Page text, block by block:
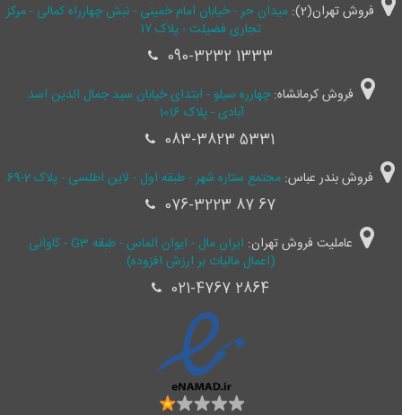
فروش تهران(2):
میدان حر - خیابان امام خمینی - نبش چهارراه کمالی - مرکز
تجاری فضیلت - پلاک ۱۷
090-3232 1333
فروش کرمانشاه:چهارره سیلو - ابتدای خیابان سید جمال ‌الدین اسد
آبادی - پلاک 1016
083-3823 5331
فروش بندر عباس: مجتمع ستاره شهر - طبقه اول - لاین اطلسی - پلاک 2-69
076-3223 87 67
عاملیت فروش تهران:
ایران مال - ایوان الماس - طبقه G3 - کاوانی
(اعمال مالیات بر ارزش افزوده)
021-4767 2864